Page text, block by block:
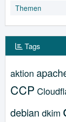
Themen
Tags
aktion
CCP
debian dkim